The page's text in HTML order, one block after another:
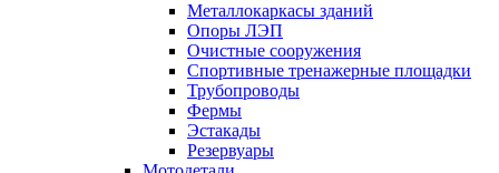
Металлокаркасы зданий
Опоры ЛЭП
Очистные сооружения
Спортивные тренажерные площадки
Трубопроводы
Фермы
Эстакады
Резервуары